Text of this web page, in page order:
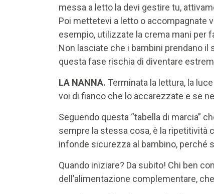
messa a letto la devi gestire tu,
Poi mettetevi a letto o accompagnate
esempio, utilizzate la crema mani per
Non lasciate che i bambini prendano
questa fase rischia di diventare
LA NANNA. Terminata la lettura, la
voi di fianco che lo accarezzate e se
Seguendo questa “tabella di marcia”
sempre la stessa cosa, è la ripetitività
infonde sicurezza al bambino, perché
Quando iniziare? Da subito! Chi ben
dell’alimentazione complementare,